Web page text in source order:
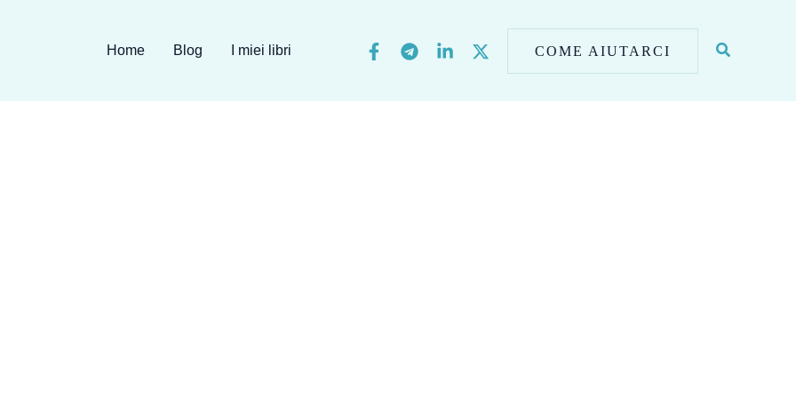
Home Blog I miei libri COME AIUTARCI